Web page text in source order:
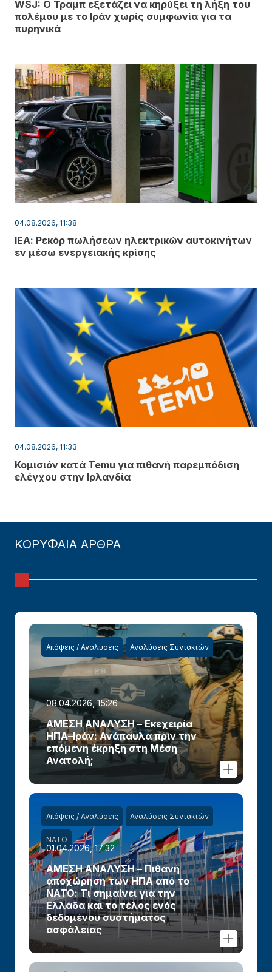
WSJ: Ο Τραμπ εξετάζει να κηρύξει τη λήξη του
πολέμου με το Ιράν χωρίς συμφωνία για τα
πυρηνικά
04.08.2026, 11:38
ΙΕΑ: Ρεκόρ πωλήσεων ηλεκτρικών αυτοκινήτων
εν μέσω ενεργειακής κρίσης
04.08.2026, 11:33
Κομισιόν κατά Temu για πιθανή παρεμπόδιση
ελέγχου στην Ιρλανδία
ΚΟΡΥΦΑΙΑ ΑΡΘΡΑ
Απόψεις / Αναλύσεις Αναλύσεις Συντακτών
08.04.2026, 15:26
ΑΜΕΣΗ ΑΝΑΛΥΣΗ – Εκεχειρία
ΗΠΑ–Ιράν: Ανάπαυλα πριν την
επόμενη έκρηξη στη Μέση
Ανατολή;
Απόψεις / Αναλύσεις Αναλύσεις Συντακτών
ΝΑΤΟ
01.04.2026, 17:32
ΑΜΕΣΗ ΑΝΑΛΥΣΗ – Πιθανή
αποχώρηση των ΗΠΑ από το
ΝΑΤΟ: Τι σημαίνει για την
Ελλάδα και το τέλος ενός
δεδομένου συστήματος
ασφάλειας